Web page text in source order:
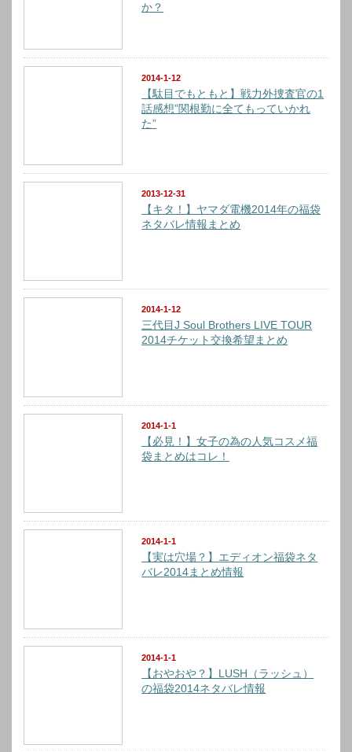
か？
2014-1-12
【駄目でもともと】戦力外捜査官の1
話感想”関根勤に全てもっていかれ
た”
2013-12-31
【キタ！】ヤマダ電機2014年の福袋
ネタバレ情報まとめ
2014-1-12
三代目J Soul Brothers LIVE TOUR
2014チケット交換希望まとめ
2014-1-1
【必見！】女子の為の人気コスメ福
袋まとめはコレ！
2014-1-1
【実は穴場？】エディオン福袋ネタ
バレ2014まとめ情報
2014-1-1
【おやおや？】LUSH（ラッシュ）
の福袋2014ネタバレ情報